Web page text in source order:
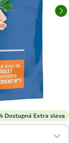
Dostupná Extra sleva